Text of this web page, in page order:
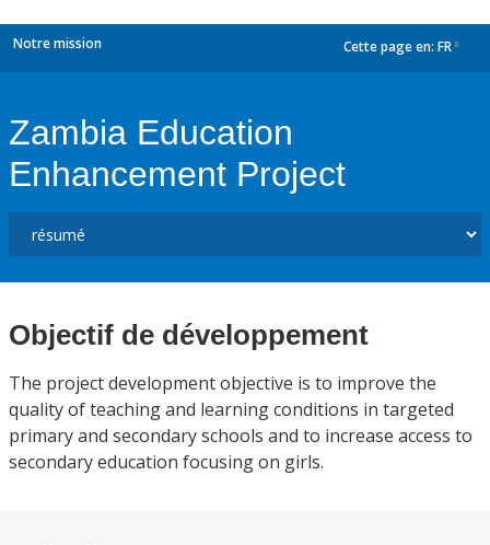
Notre mission Cette page en: FR
Zambia Education
Enhancement Project
Objectif de développement
The project development objective is to improve the
quality of teaching and learning conditions in targeted
primary and secondary schools and to increase access to
secondary education focusing on girls.